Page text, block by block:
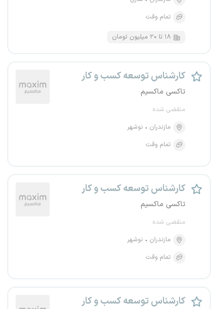
تمام وقت
۱۸ تا ۲۰ میلیون تومان
کارشناس توسعه کسب و کار
تاکسی ماکسیم
منقضی شده
مازندران
نوشهر
تمام وقت
کارشناس توسعه کسب و کار
تاکسی ماکسیم
منقضی شده
مازندران
نوشهر
تمام وقت
کارشناس توسعه کسب و کار